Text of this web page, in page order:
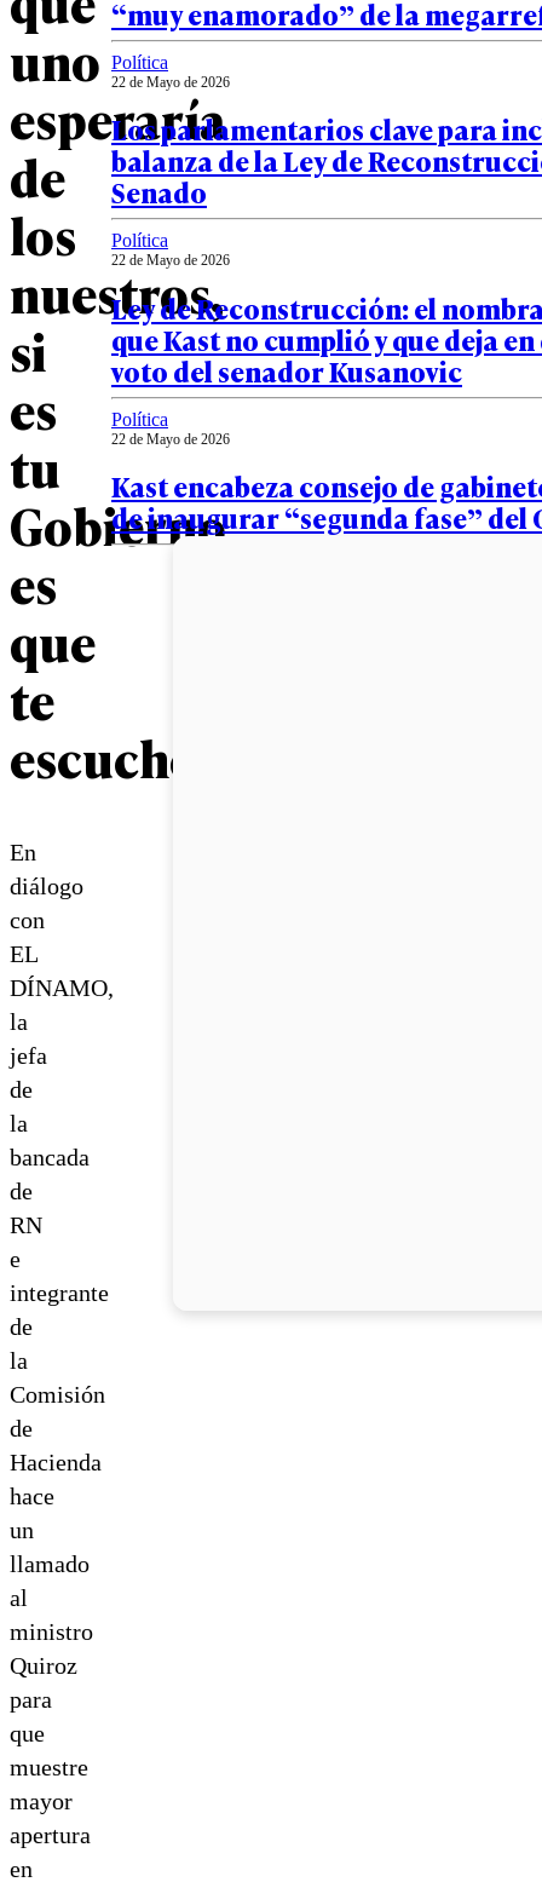
uno
esperaría
de
los
nuestros,
si
es
tu
Gobierno,
es
que
te
escuchen”
En
diálogo
con
EL
DÍNAMO,
la
jefa
de
la
bancada
de
RN
e
integrante
de
la
Comisión
de
Hacienda
hace
un
llamado
al
ministro
Quiroz
para
que
muestre
mayor
apertura
en
“muy enamorado” de la
Política
22 de Mayo de 2026
Los parlamentarios clave para
balanza de la Ley de
Senado
Política
22 de Mayo de 2026
Ley de Reconstrucción: el
que Kast no cumplió y que deja
voto del senador Kusanovic
Política
22 de Mayo de 2026
Kast encabeza consejo de
de inaugurar “segunda fase” del